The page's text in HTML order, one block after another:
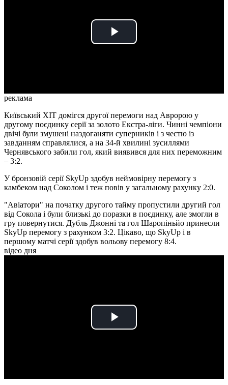
Play
реклама
Київський ХІТ домігся другої перемоги над Авророю у
другому поєдинку серії за золото Екстра-ліги. Чинні чемпіони
двічі були змушені наздоганяти суперників і з честю із
завданням справлялися, а на 34-й хвилині зусиллями
Чернявського забили гол, який виявився для них переможним
– 3:2.
Убронзовій серії SkyUp здобув неймовірну перемогу з
камбеком над Соколом і теж повів у загальному рахунку 2:0.
"Авіатори" на початку другого тайму пропустили другий гол
від Сокола і були близькі до поразки в поєдинку, але змогли в
гру повернутися. Дубль Джонні та гол Шаропіньйо принесли
SkyUp перемогу з рахунком 3:2. Цікаво, що SkyUp і в
першому матчі серії здобув вольову перемогу 8:4.
відео дня
Play